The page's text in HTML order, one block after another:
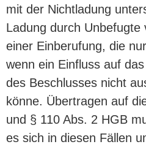
mit der Nichtladung
Ladung durch Unbefugte
einer Einberufung, die
wenn ein Einfluss auf
des Beschlusses nicht
könne. Übertragen auf
und § 110 Abs. 2 HGB
es sich in diesen Fällen